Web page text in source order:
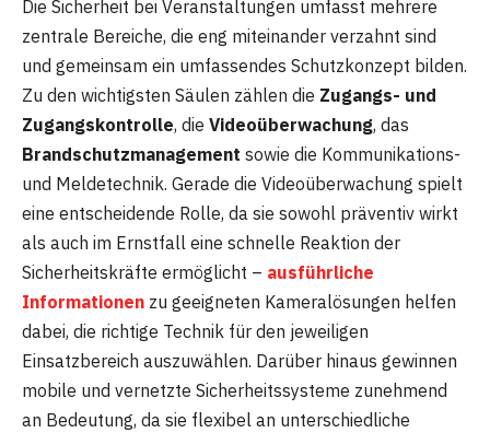
Die Sicherheit bei Veranstaltungen umfasst mehrere
zentrale Bereiche, die eng miteinander verzahnt sind
und gemeinsam ein umfassendes Schutzkonzept bilden.
Zu den wichtigsten Säulen zählen die Zugangs- und
Zugangskontrolle, die Videoüberwachung, das
Brandschutzmanagement sowie die Kommunikations-
und Meldetechnik. Gerade die Videoüberwachung spielt
eine entscheidende Rolle, da sie sowohl präventiv wirkt
als auch im Ernstfall eine schnelle Reaktion der
Sicherheitskräfte ermöglicht – ausführliche
Informationen zu geeigneten Kameralösungen helfen
dabei, die richtige Technik für den jeweiligen
Einsatzbereich auszuwählen. Darüber hinaus gewinnen
mobile und vernetzte Sicherheitssysteme zunehmend
an Bedeutung, da sie flexibel an unterschiedliche